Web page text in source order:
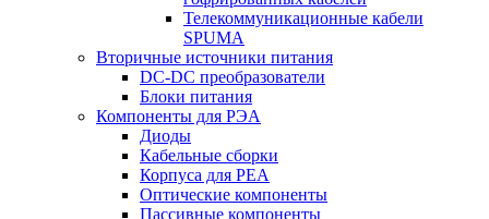
Телекоммуникационные кабели
SPUMA
Вторичные источники питания
DC-DC преобразователи
Блоки питания
Компоненты для РЭА
Диоды
Кабельные сборки
Корпуса для РЕА
Оптические компоненты
Пассивные компоненты